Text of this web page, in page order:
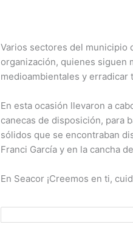
Varios sectores del municipio
organización, quienes siguen
medioambientales y
En esta ocasión llevaron a
canecas de disposición, para
sólidos que se encontraban
Franci García y en la cancha
En Seacor ¡Creemos en ti,